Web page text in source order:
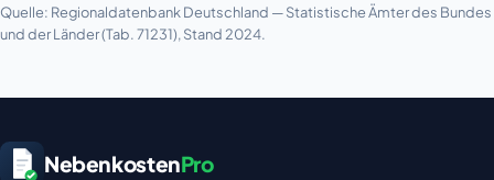
Quelle: Regionaldatenbank Deutschland — Statistische Ämter des Bundes
und der Länder (Tab. 71231), Stand 2024.
NebenkostenPro